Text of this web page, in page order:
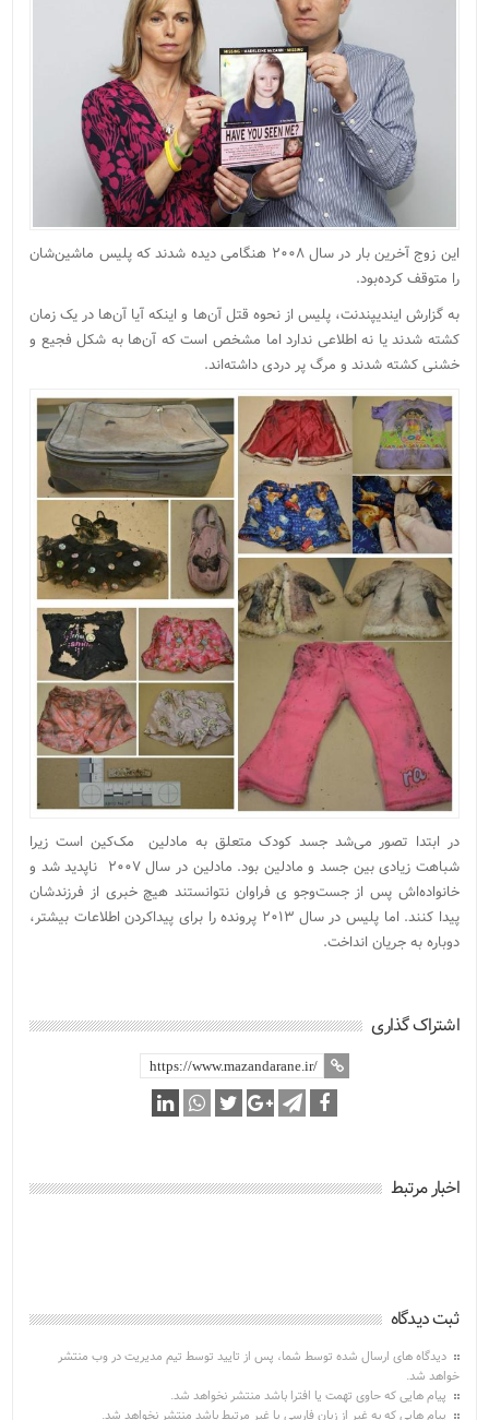
این زوج آخرین بار در سال ۲۰۰۸ هنگامی دیده شدند که پلیس ماشین‌شان
را متوقف کرده‌بود.
به گزارش ایندیپندنت، پلیس از نحوه قتل آن‌ها و اینکه آیا آن‌ها در یک زمان
کشته شدند یا نه اطلاعی ندارد اما مشخص است که آن‌ها به شکل فجیع و
خشنی کشته شدند و مرگ پر دردی داشته‌اند.
در ابتدا تصور می‌شد جسد کودک متعلق به مادلین مک‌کین است زیرا
شباهت زیادی بین جسد و مادلین بود. مادلین در سال ۲۰۰۷ ناپدید شد و
خانواده‌اش پس از جست‌وجو ی فراوان نتوانستند هیچ خبری از فرزندشان
پیدا کنند. اما پلیس در سال ۲۰۱۳ پرونده را برای پیداکردن اطلاعات بیشتر،
دوباره به جریان انداخت.
اشتراک گذاری
اخبار مرتبط
ثبت دیدگاه
دیدگاه های ارسال شده توسط شما، پس از تایید توسط تیم مدیریت در وب منتشر
خواهد شد.
پیام هایی که حاوی تهمت یا افترا باشد منتشر نخواهد شد.
پیام هایی که به غیر از زبان فارسی یا غیر مرتبط باشد منتشر نخواهد شد.